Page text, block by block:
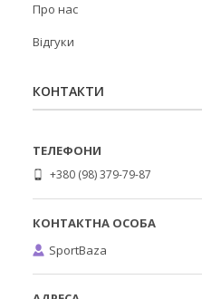
Про нас
Відгуки
КОНТАКТИ
+380 (98) 379-79-87
SportBaza